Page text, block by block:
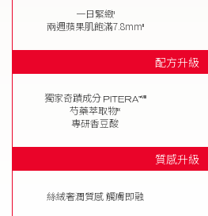
一日緊緻I
兩週蘋果肌飽滿7.8mmII
配方升級
獨家奇蹟成分PITERATMVIII
芍藥萃取物​IX
專研香豆酸
質感升級
絲絨奢潤質感 觸膚即融